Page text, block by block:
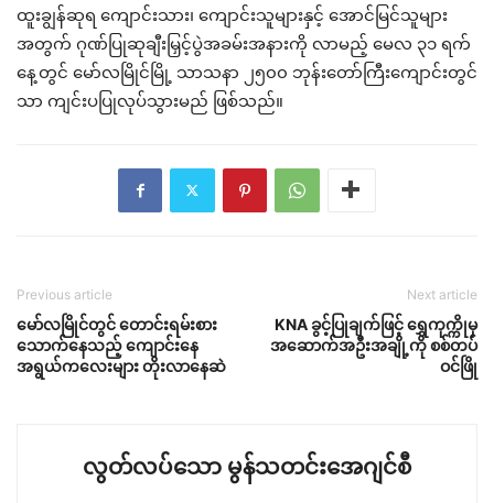
ထူးချွန်ဆုရ ကျောင်းသား၊ ကျောင်းသူများနှင့် အောင်မြင်သူများ
အတွက် ဂုဏ်ပြုဆုချီးမြှင့်ပွဲအခမ်းအနားကို လာမည့် မေလ ၃၁ ရက်
နေ့တွင် မော်လမြိုင်မြို့ သာသနာ ၂၅၀၀ ဘုန်းတော်ကြီးကျောင်းတွင်
သာ ကျင်းပပြုလုပ်သွားမည် ဖြစ်သည်။
Previous article
မော်လမြိုင်တွင် တောင်းရမ်းစား
သောက်နေသည့် ကျောင်းနေ
အရွယ်ကလေးများ တိုးလာနေဆဲ
Next article
KNA ခွင့်ပြုချက်ဖြင့် ရွှေကုက္ကိုမှ
အဆောက်အဦးအချို့ကို စစ်တပ်
ဝင်ဖြို
လွတ်လပ်သော မွန်သတင်းအေဂျင်စီ